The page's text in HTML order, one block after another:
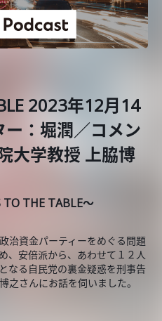
2023年12月14
ー：堀潤／コメン
大学教授 上脇博
TO THE TABLE～
治資金パーティーをめぐる問題
、安倍派から、あわせて１２人
なる自民党の裏金疑惑を刑事告
之さんにお話を伺いました。